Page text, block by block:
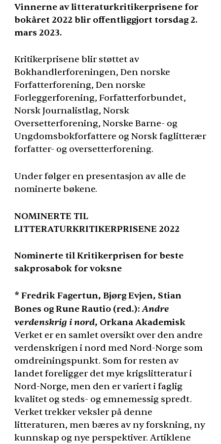
Vinnerne av litteraturkritikerprisene for
bokåret 2022 blir offentliggjort torsdag 2.
mars 2023.
Kritikerprisene blir støttet av
Bokhandlerforeningen, Den norske
Forfatterforening, Den norske
Forleggerforening, Forfatterforbundet,
Norsk Journalistlag, Norsk
Oversetterforening, Norske Barne- og
Ungdomsbokforfattere og Norsk faglitterær
forfatter- og oversetterforening.
Under følger en presentasjon av alle de
nominerte bøkene.
NOMINERTE TIL
LITTERATURKRITIKERPRISENE 2022
Nominerte til Kritikerprisen for beste
sakprosabok for voksne
* Fredrik Fagertun, Bjørg Evjen, Stian
Bones og Rune Rautio (red.):Andre
verdenskrig i nord, Orkana Akademisk
Verket er en samlet oversikt over den andre
verdenskrigen i nord med Nord-Norge som
omdreiningspunkt. Som for resten av
landet foreligger det mye krigslitteratur i
Nord-Norge, men den er variert i faglig
kvalitet og steds- og emnemessig spredt.
Verket trekker veksler på denne
litteraturen, men bæres av ny forskning, ny
kunnskap og nye perspektiver. Artiklene